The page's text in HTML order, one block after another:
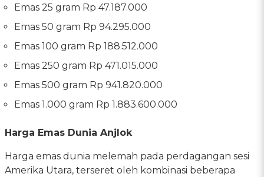
Emas 25 gram Rp 47.187.000
Emas 50 gram Rp 94.295.000
Emas 100 gram Rp 188.512.000
Emas 250 gram Rp 471.015.000
Emas 500 gram Rp 941.820.000
Emas 1.000 gram Rp 1.883.600.000
Harga Emas Dunia Anjlok
Harga emas dunia melemah pada perdagangan sesi
Amerika Utara, terseret oleh kombinasi beberapa